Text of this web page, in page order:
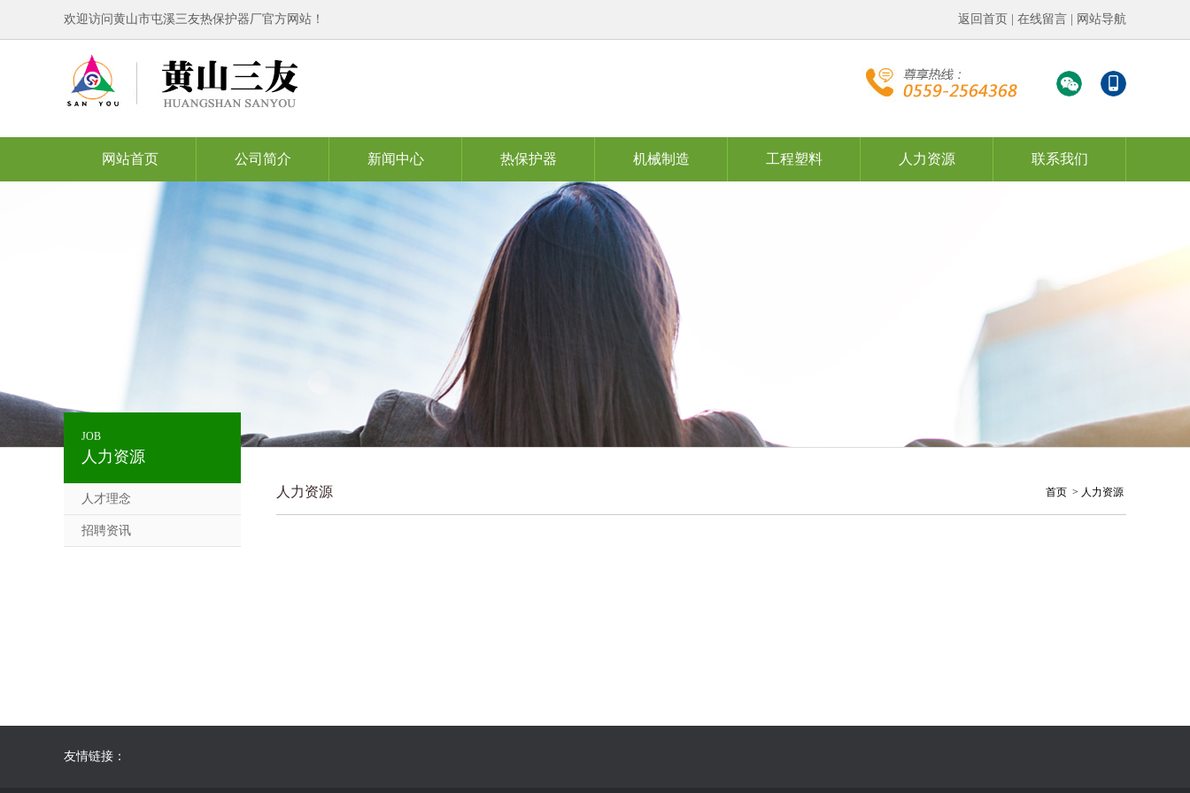
欢迎访问黄山市屯溪三友热保护器厂官方网站！ 返回首页 在线留言 | 网站导航
网站首页 公司简介 新闻中心 热保护器 机械制造 工程塑料 人力资源 联系我们
JOB
人力资源
人才理念
招聘资讯
人力资源 首页 > 人力资源
友情链接：